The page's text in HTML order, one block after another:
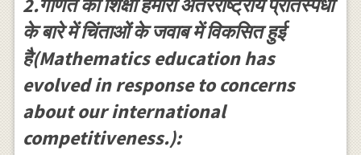
2.गणित की शिक्षा हमारी अंतरराष्ट्रीय प्रतिस्पर्धा
के बारे में चिंताओं के जवाब में विकसित हुई
है(Mathematics education has
evolved in response to concerns
about our international
competitiveness.):